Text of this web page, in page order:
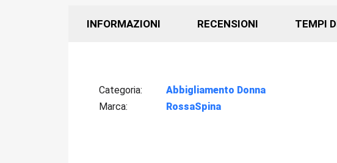
INFORMAZIONI RECENSIONI TEMPI
Categoria
Abbigliamento Donna
Marca
RossaSpina